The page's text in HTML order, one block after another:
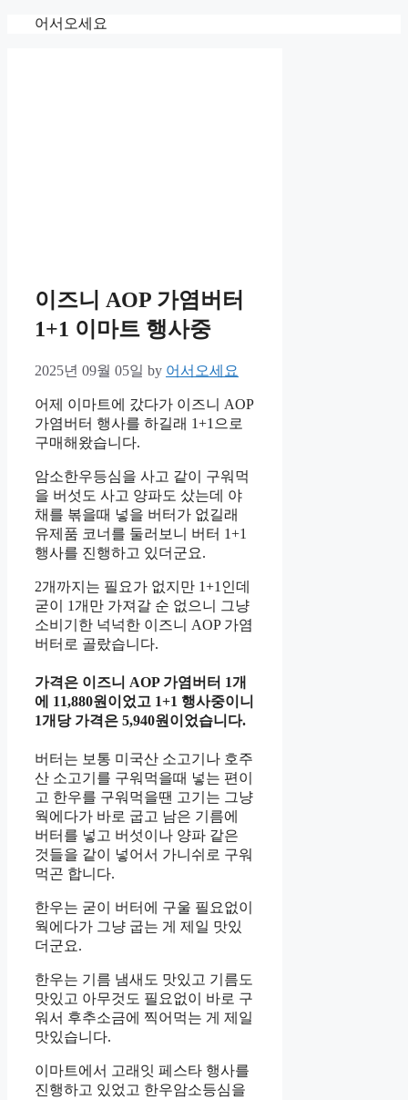
어서오세요
이즈니 AOP 가염버터
1+1 이마트 행사중
2025년 09월 05일 by 어서오세요
어제 이마트에 갔다가 이즈니 AOP
가염버터 행사를 하길래 1+1으로
구매해왔습니다.
암소한우등심을 사고 같이 구워먹
을 버섯도 사고 양파도 샀는데 야
채를 볶을때 넣을 버터가 없길래
유제품 코너를 둘러보니 버터 1+1
행사를 진행하고 있더군요.
2개까지는 필요가 없지만 1+1인데
굳이 1개만 가져갈 순 없으니 그냥
소비기한 넉넉한 이즈니 AOP 가염
버터로 골랐습니다.
가격은 이즈니 AOP 가염버터 1개
에 11,880원이었고 1+1 행사중이니
1개당 가격은 5,940원이었습니다.
버터는 보통 미국산 소고기나 호주
산 소고기를 구워먹을때 넣는 편이
고 한우를 구워먹을땐 고기는 그냥
웍에다가 바로 굽고 남은 기름에
버터를 넣고 버섯이나 양파 같은
것들을 같이 넣어서 가니쉬로 구워
먹곤 합니다.
한우는 굳이 버터에 구울 필요없이
웍에다가 그냥 굽는 게 제일 맛있
더군요.
한우는 기름 냄새도 맛있고 기름도
맛있고 아무것도 필요없이 바로 구
워서 후추소금에 찍어먹는 게 제일
맛있습니다.
이마트에서 고래잇 페스타 행사를
진행하고 있었고 한우암소등심을